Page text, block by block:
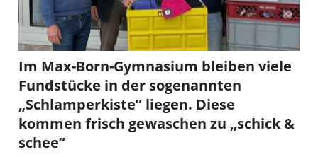
Im Max-Born-Gymnasium bleiben viele
Fundstücke in der sogenannten
„Schlamperkiste” liegen. Diese
kommen frisch gewaschen zu „schick &
schee”